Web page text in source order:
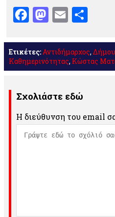
Facebook
Mastodon
Email
Ετικέτες:Αντιδήμαρχος,
Καθημερινότητας, Κώστας
Σχολιάστε εδώ
Η διεύθυνση του email